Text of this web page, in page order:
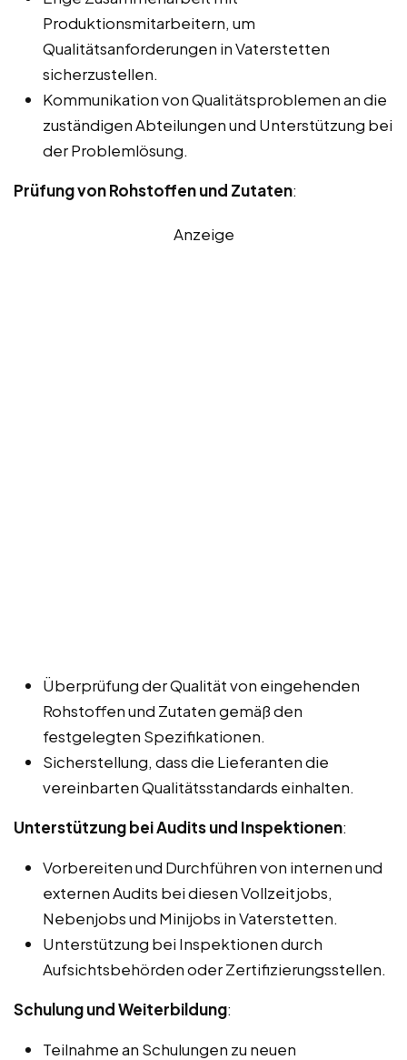
Produktionsmitarbeitern, um
Qualitätsanforderungen in Vaterstetten
sicherzustellen.
Kommunikation von Qualitätsproblemen an die
zuständigen Abteilungen und Unterstützung bei
der Problemlösung.
Prüfung von Rohstoffen und Zutaten:
Anzeige
Überprüfung der Qualität von eingehenden
Rohstoffen und Zutaten gemäß den
festgelegten Spezifikationen.
Sicherstellung, dass die Lieferanten die
vereinbarten Qualitätsstandards einhalten.
Unterstützung bei Audits und Inspektionen:
Vorbereiten und Durchführen von internen und
externen Audits bei diesen Vollzeitjobs,
Nebenjobs und Minijobs in Vaterstetten.
Unterstützung bei Inspektionen durch
Aufsichtsbehörden oder Zertifizierungsstellen.
Schulung und Weiterbildung:
Teilnahme an Schulungen zu neuen